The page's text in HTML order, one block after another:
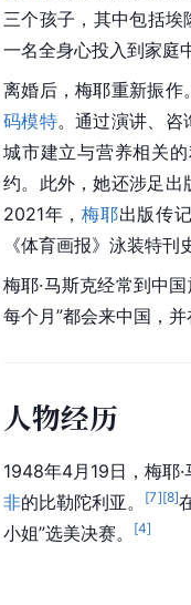
三个孩子，其中包括
一名全身心投入到家庭
离婚后，梅耶重新振
码模特。通过演讲、咨
城市建立与营养相关
约。此外，她还涉足出
2021年，梅耶出版传
《体育画报》泳装特
梅耶·马斯克经常到中
每个月”都会来中国，
人物经历
1948年4月19日，梅耶
非的比勒陀利亚。 [7][8]
小姐”选美决赛。
[4]